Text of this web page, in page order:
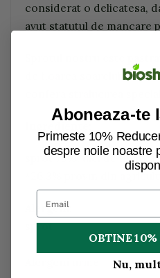
considerat o delicatesa,
avut statutul de mancare
de floarea soarelui. Este
sprot 73%, ulei de
*26,3% provin din
Alergeni
sprot
Aboneaza-te
Primeste 10%
despre noile noastre
OBTINE
Nu,